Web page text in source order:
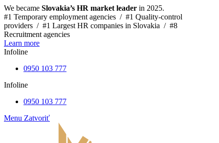
We became Slovakia’s HR market leader in 2025.
#1 Temporary employment agencies / #1 Quality-control
providers / #1 Largest HR companies in Slovakia / #8
Recruitment agencies
Learn more
Infoline
0950 103 777
Infoline
0950 103 777
Menu Zatvoriť